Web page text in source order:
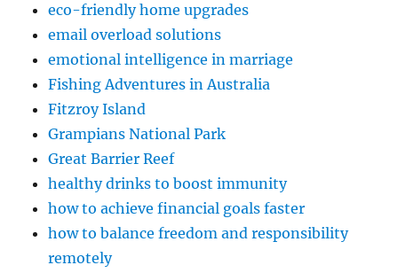
eco-friendly home upgrades
email overload solutions
emotional intelligence in marriage
Fishing Adventures in Australia
Fitzroy Island
Grampians National Park
Great Barrier Reef
healthy drinks to boost immunity
how to achieve financial goals faster
how to balance freedom and responsibility
remotely